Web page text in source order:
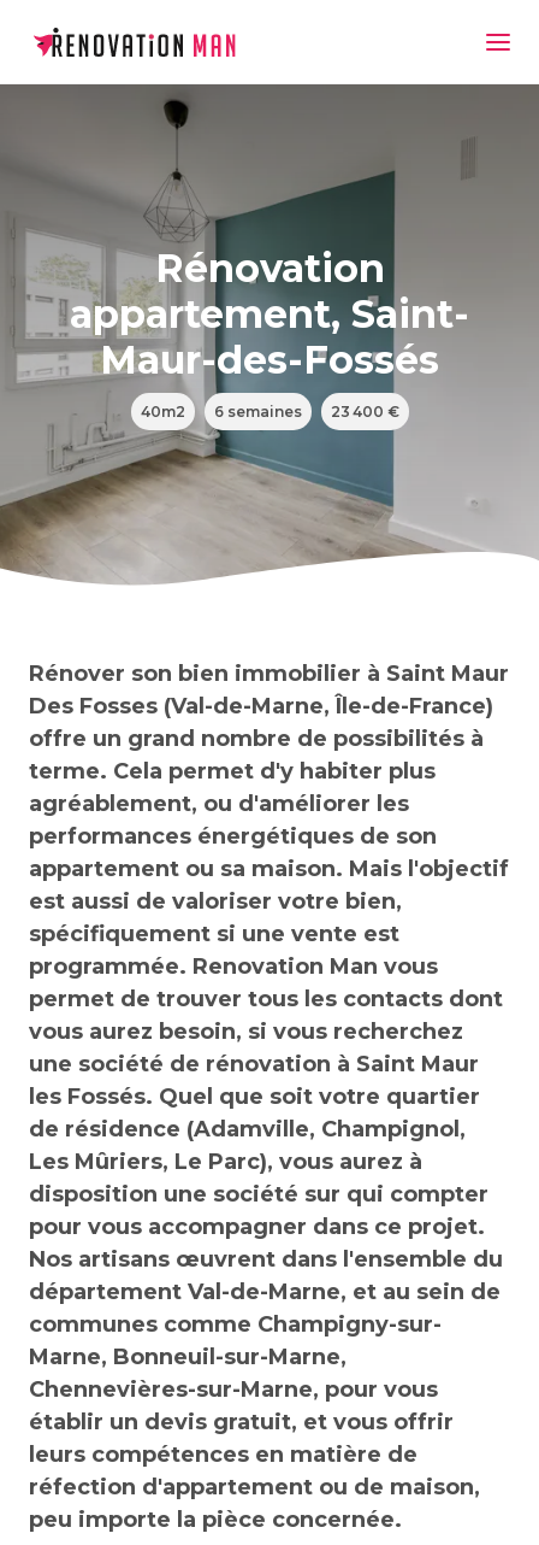
Rénovation
appartement, Saint-
Maur-des-Fossés
40m2 6 semaines 23 400 €
Rénover son bien immobilier à Saint Maur
Des Fosses (Val-de-Marne, Île-de-France)
offre un grand nombre de possibilités à
terme. Cela permet d'y habiter plus
agréablement, ou d'améliorer les
performances énergétiques de son
appartement ou sa maison. Mais l'objectif
est aussi de valoriser votre bien,
spécifiquement si une vente est
programmée. Renovation Man vous
permet de trouver tous les contacts dont
vous aurez besoin, si vous recherchez
une société de rénovation à Saint Maur
les Fossés. Quel que soit votre quartier
de résidence (Adamville, Champignol,
Les Mûriers, Le Parc), vous aurez à
disposition une société sur qui compter
pour vous accompagner dans ce projet.
Nos artisans œuvrent dans l'ensemble du
département Val-de-Marne, et au sein de
communes comme Champigny-sur-
Marne, Bonneuil-sur-Marne,
Chennevières-sur-Marne, pour vous
établir un devis gratuit, et vous offrir
leurs compétences en matière de
réfection d'appartement ou de maison,
peu importe la pièce concernée.